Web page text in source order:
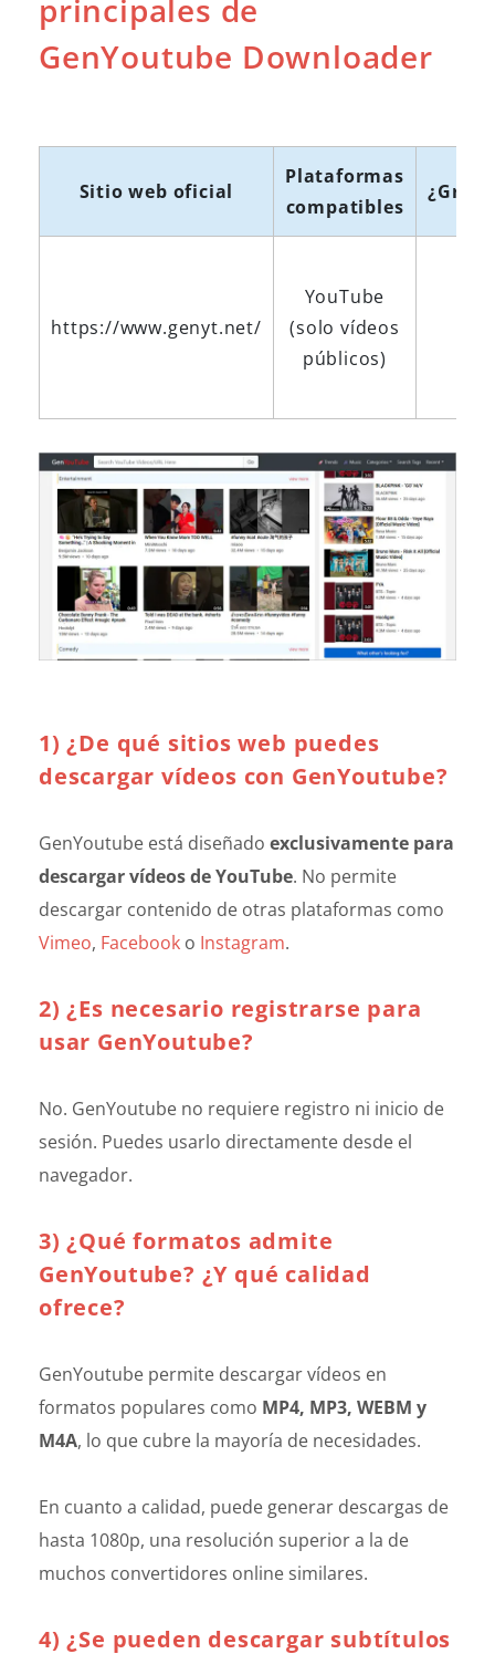
principales de
GenYoutube Downloader
Sitio web oficial
Plataformas
compatibles
https://www.genyt.net/
YouTube
(solo vídeos
públicos)
1) ¿De qué sitios web puedes
descargar vídeos con GenYoutube?
GenYoutube está diseñado exclusivamente para
descargar vídeos de YouTube. No permite
descargar contenido de otras plataformas como
Vimeo, Facebook o Instagram.
2) ¿Es necesario registrarse para
usar GenYoutube?
No. GenYoutube no requiere registro ni inicio de
sesión. Puedes usarlo directamente desde el
navegador.
3) ¿Qué formatos admite
GenYoutube? ¿Y qué calidad
ofrece?
GenYoutube permite descargar vídeos en
formatos populares como MP4, MP3, WEBM y
M4A, lo que cubre la mayoría de necesidades.
En cuanto a calidad, puede generar descargas de
hasta 1080p, una resolución superior a la de
muchos convertidores online similares.
4) ¿Se pueden descargar subtítulos